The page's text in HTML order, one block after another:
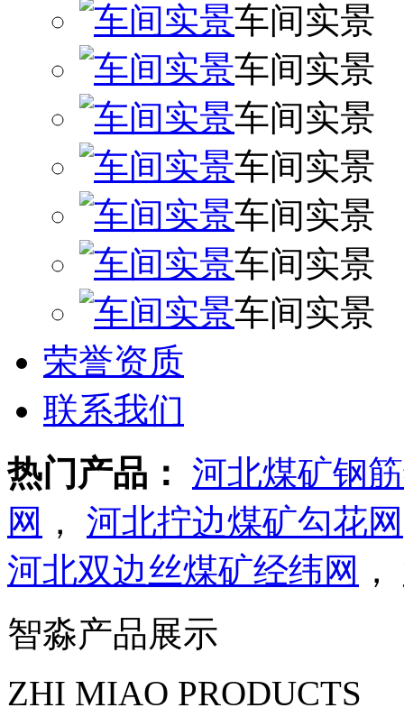
车间实景
车间实景
车间实景
车间实景
车间实景
车间实景
车间实景
荣誉资质
联系我们
热门产品： 河北煤矿钢
网 ， 河北拧边煤矿勾花网
河北双边丝煤矿经纬网 ，
智淼产品展示
ZHI MIAO PRODUCTS